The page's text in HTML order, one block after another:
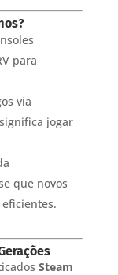
para
via
jogar
que novos
Steam